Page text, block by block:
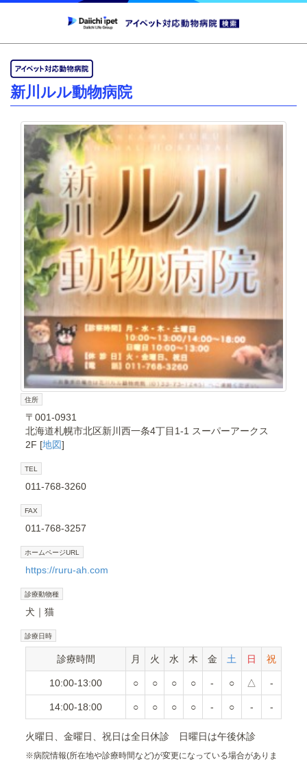
新川ルル動物病院
住所
〒001-0931
北海道札幌市北区新川西一条4丁目1-1 スーパーアークス
2F [地図]
TEL
011-768-3260
FAX
011-768-3257
ホームページURL
https://ruru-ah.com
診療動物種
犬 猫
診療日時
診療時間 月 火 水 木 金 土 日 祝
10:00-13:00 ○ ○ ○ ○ - ○ △ -
14:00-18:00 ○ ○ ○ ○ - ○ - -
火曜日、金曜日、祝日は全日休診 日曜日は午後休診
※病院情報(所在地や診療時間など)が変更になっている場合がありま